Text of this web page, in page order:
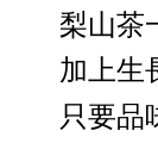
梨山茶
加上生
只要品